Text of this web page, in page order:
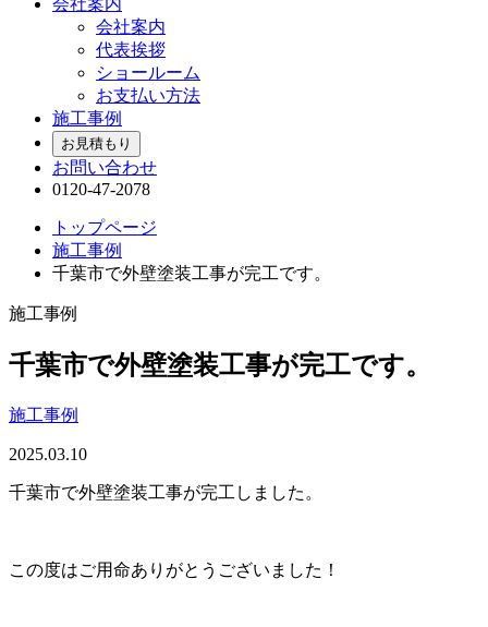
会社案内
会社案内
代表挨拶
ショールーム
お支払い方法
施工事例
お見積もり
お問い合わせ
0120-47-2078
トップページ
施工事例
千葉市で外壁塗装工事が完工です。
施工事例
千葉市で外壁塗装工事が完工です。
施工事例
2025.03.10
千葉市で外壁塗装工事が完工しました。
この度はご用命ありがとうございました！